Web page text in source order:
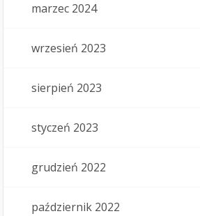
marzec 2024
wrzesień 2023
sierpień 2023
styczeń 2023
grudzień 2022
październik 2022